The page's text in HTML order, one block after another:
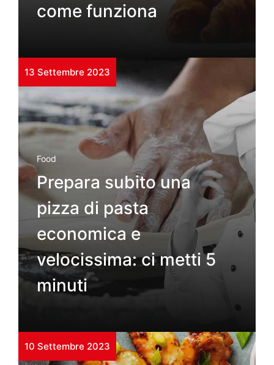
come funziona
13 Settembre 2023
Food
Prepara subito una
pizza di pasta
economica e
velocissima: ci metti 5
minuti
10 Settembre 2023